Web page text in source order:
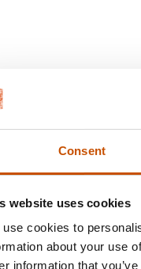
Consent
website uses cookies
use cookies to
about your use
information that